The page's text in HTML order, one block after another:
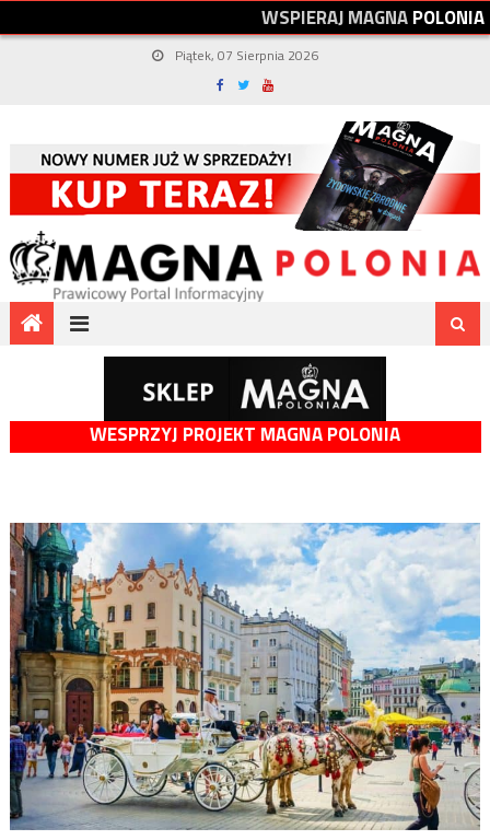
WSPIERAJMAGNAPOLONIA
Piątek, 07 Sierpnia 2026
WESPRZYJ PROJEKT MAGNA POLONIA